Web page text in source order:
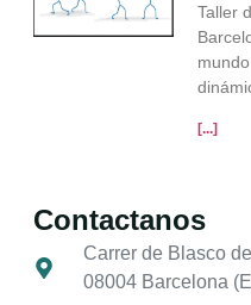
Taller
[...]
Contactanos
Carrer de Blasco
08004 Barcelona